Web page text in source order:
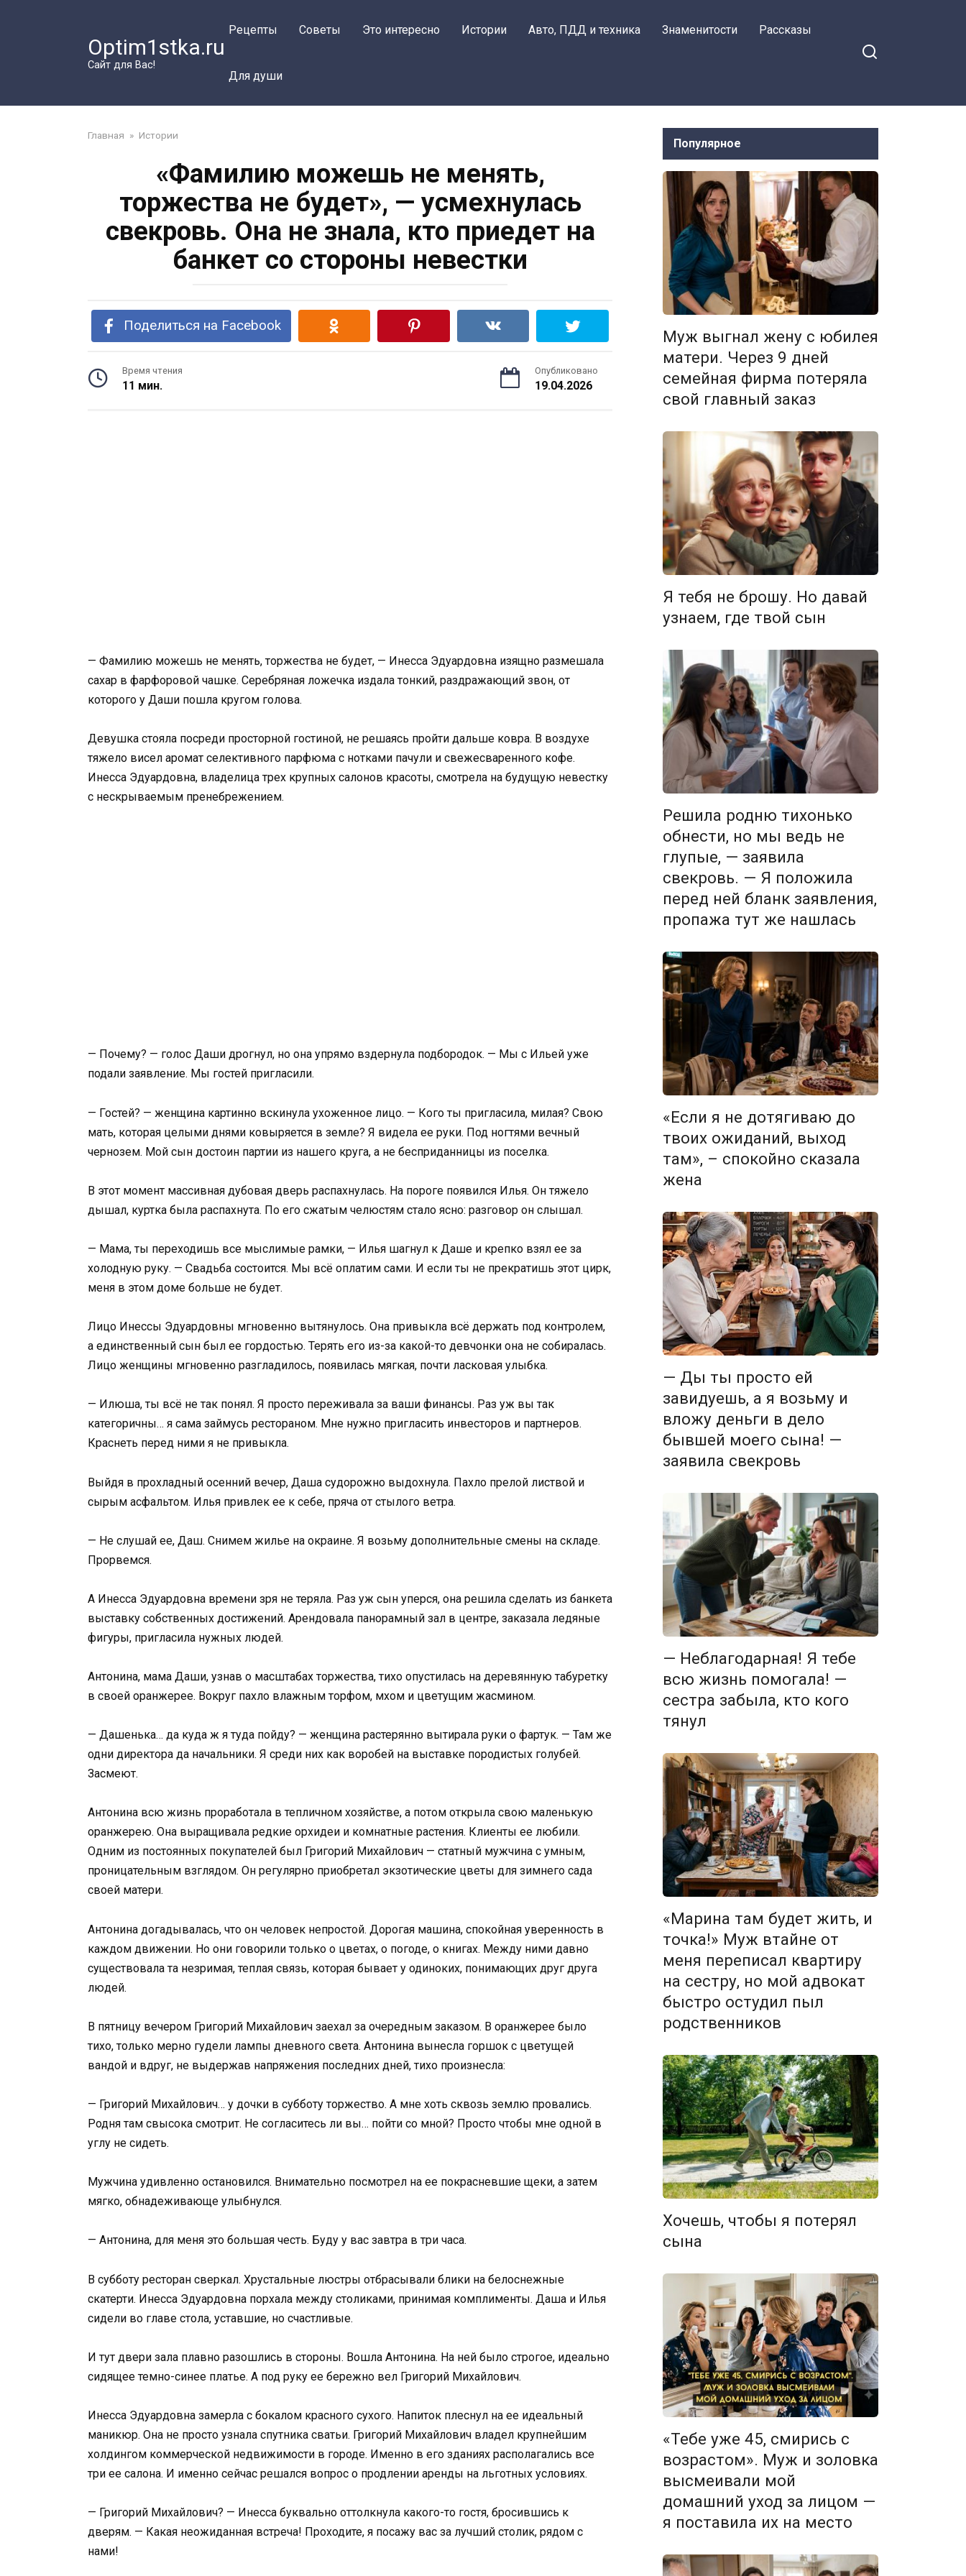
Optim1stka.ru
Сайт для Вас!
Рецепты Советы Это интересно Истории Авто, ПДД и техника Знаменитости Рассказы
Для души
Главная » Истории
«Фамилию можешь не менять,
торжества не будет», — усмехнулась
свекровь. Она не знала, кто приедет на
банкет со стороны невестки
Поделиться на Facebook
Время чтения
11 мин.
Опубликовано
19.04.2026
— Фамилию можешь не менять, торжества не будет, — Инесса Эдуардовна изящно размешала
сахар в фарфоровой чашке. Серебряная ложечка издала тонкий, раздражающий звон, от
которого у Даши пошла кругом голова.
Девушка стояла посреди просторной гостиной, не решаясь пройти дальше ковра. В воздухе
тяжело висел аромат селективного парфюма с нотками пачули и свежесваренного кофе.
Инесса Эдуардовна, владелица трех крупных салонов красоты, смотрела на будущую невестку
с нескрываемым пренебрежением.
— Почему? — голос Даши дрогнул, но она упрямо вздернула подбородок. — Мы с Ильей уже
подали заявление. Мы гостей пригласили.
— Гостей? — женщина картинно вскинула ухоженное лицо. — Кого ты пригласила, милая? Свою
мать, которая целыми днями ковыряется в земле? Я видела ее руки. Под ногтями вечный
чернозем. Мой сын достоин партии из нашего круга, а не бесприданницы из поселка.
В этот момент массивная дубовая дверь распахнулась. На пороге появился Илья. Он тяжело
дышал, куртка была распахнута. По его сжатым челюстям стало ясно: разговор он слышал.
— Мама, ты переходишь все мыслимые рамки, — Илья шагнул к Даше и крепко взял ее за
холодную руку. — Свадьба состоится. Мы всё оплатим сами. И если ты не прекратишь этот цирк,
меня в этом доме больше не будет.
Лицо Инессы Эдуардовны мгновенно вытянулось. Она привыкла всё держать под контролем,
а единственный сын был ее гордостью. Терять его из-за какой-то девчонки она не собиралась.
Лицо женщины мгновенно разгладилось, появилась мягкая, почти ласковая улыбка.
— Илюша, ты всё не так понял. Я просто переживала за ваши финансы. Раз уж вы так
категоричны… я сама займусь рестораном. Мне нужно пригласить инвесторов и партнеров.
Краснеть перед ними я не привыкла.
Выйдя в прохладный осенний вечер, Даша судорожно выдохнула. Пахло прелой листвой и
сырым асфальтом. Илья привлек ее к себе, пряча от стылого ветра.
— Не слушай ее, Даш. Снимем жилье на окраине. Я возьму дополнительные смены на складе.
Прорвемся.
А Инесса Эдуардовна времени зря не теряла. Раз уж сын уперся, она решила сделать из банкета
выставку собственных достижений. Арендовала панорамный зал в центре, заказала ледяные
фигуры, пригласила нужных людей.
Антонина, мама Даши, узнав о масштабах торжества, тихо опустилась на деревянную табуретку
в своей оранжерее. Вокруг пахло влажным торфом, мхом и цветущим жасмином.
— Дашенька… да куда ж я туда пойду? — женщина растерянно вытирала руки о фартук. — Там же
одни директора да начальники. Я среди них как воробей на выставке породистых голубей.
Засмеют.
Антонина всю жизнь проработала в тепличном хозяйстве, а потом открыла свою маленькую
оранжерею. Она выращивала редкие орхидеи и комнатные растения. Клиенты ее любили.
Одним из постоянных покупателей был Григорий Михайлович — статный мужчина с умным,
проницательным взглядом. Он регулярно приобретал экзотические цветы для зимнего сада
своей матери.
Антонина догадывалась, что он человек непростой. Дорогая машина, спокойная уверенность в
каждом движении. Но они говорили только о цветах, о погоде, о книгах. Между ними давно
существовала та незримая, теплая связь, которая бывает у одиноких, понимающих друг друга
людей.
В пятницу вечером Григорий Михайлович заехал за очередным заказом. В оранжерее было
тихо, только мерно гудели лампы дневного света. Антонина вынесла горшок с цветущей
вандой и вдруг, не выдержав напряжения последних дней, тихо произнесла:
— Григорий Михайлович… у дочки в субботу торжество. А мне хоть сквозь землю провались.
Родня там свысока смотрит. Не согласитесь ли вы… пойти со мной? Просто чтобы мне одной в
углу не сидеть.
Мужчина удивленно остановился. Внимательно посмотрел на ее покрасневшие щеки, а затем
мягко, обнадеживающе улыбнулся.
— Антонина, для меня это большая честь. Буду у вас завтра в три часа.
В субботу ресторан сверкал. Хрустальные люстры отбрасывали блики на белоснежные
скатерти. Инесса Эдуардовна порхала между столиками, принимая комплименты. Даша и Илья
сидели во главе стола, уставшие, но счастливые.
И тут двери зала плавно разошлись в стороны. Вошла Антонина. На ней было строгое, идеально
сидящее темно-синее платье. А под руку ее бережно вел Григорий Михайлович.
Инесса Эдуардовна замерла с бокалом красного сухого. Напиток плеснул на ее идеальный
маникюр. Она не просто узнала спутника сватьи. Григорий Михайлович владел крупнейшим
холдингом коммерческой недвижимости в городе. Именно в его зданиях располагались все
три ее салона. И именно сейчас решался вопрос о продлении аренды на льготных условиях.
— Григорий Михайлович? — Инесса буквально оттолкнула какого-то гостя, бросившись к
дверям. — Какая неожиданная встреча! Проходите, я посажу вас за лучший столик, рядом с
нами!
Популярное
Муж выгнал жену с юбилея
матери. Через 9 дней
семейная фирма потеряла
свой главный заказ
Я тебя не брошу. Но давай
узнаем, где твой сын
Решила родню тихонько
обнести, но мы ведь не
глупые, — заявила
свекровь. — Я положила
перед ней бланк заявления,
пропажа тут же нашлась
«Если я не дотягиваю до
твоих ожиданий, выход
там», – спокойно сказала
жена
— Ды ты просто ей
завидуешь, а я возьму и
вложу деньги в дело
бывшей моего сына! —
заявила свекровь
— Неблагодарная! Я тебе
всю жизнь помогала! —
сестра забыла, кто кого
тянул
«Марина там будет жить, и
точка!» Муж втайне от
меня переписал квартиру
на сестру, но мой адвокат
быстро остудил пыл
родственников
Хочешь, чтобы я потерял
сына
«Тебе уже 45, смирись с
возрастом». Муж и золовка
высмеивали мой
домашний уход за лицом —
я поставила их на место
свекровь